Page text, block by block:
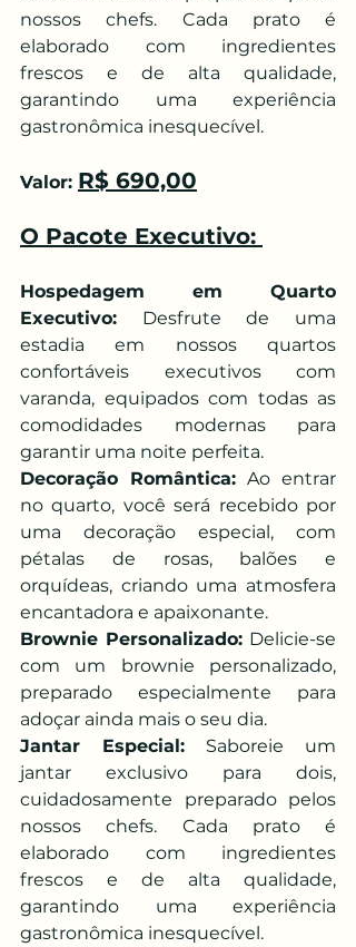
nossos chefs. Cada prato é
elaborado com ingredientes
frescos e de alta qualidade,
garantindo uma experiência
gastronômica inesquecível.
Valor: R$ 690,00
O Pacote Executivo:
Hospedagem em Quarto
Executivo: Desfrute de uma
estadia em nossos quartos
confortáveis executivos com
varanda, equipados com todas as
comodidades modernas para
garantir uma noite perfeita.
Decoração Romântica: Ao entrar
no quarto, você será recebido por
uma decoração especial, com
pétalas de rosas, balões e
orquídeas, criando uma atmosfera
encantadora e apaixonante.
Brownie Personalizado: Delicie-se
com um brownie personalizado,
preparado especialmente para
adoçar ainda mais o seu dia.
Jantar Especial: Saboreie um
jantar exclusivo para dois,
cuidadosamente preparado pelos
nossos chefs. Cada prato é
elaborado com ingredientes
frescos e de alta qualidade,
garantindo uma experiência
gastronômica inesquecível.